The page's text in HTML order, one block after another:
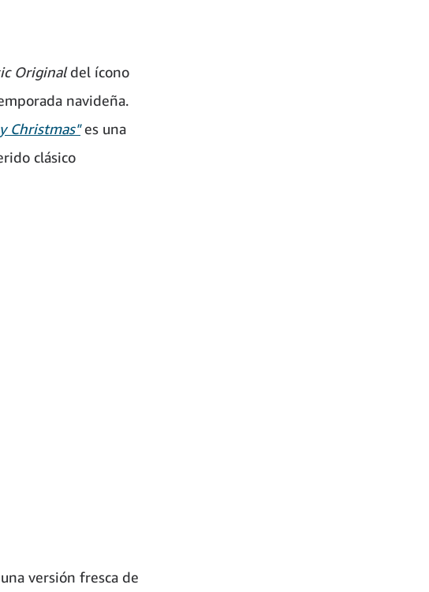
Originaldel ícono
navideña.
Christmas"es una
clásico
versión fresca de